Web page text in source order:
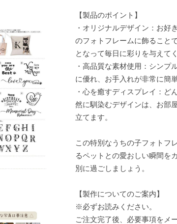
【製品のポイント】
・オリジナルデザイン：お好
のフォトフレームに飾ること
となって毎日に彩りを与えて
・高品質な素材使用：シンプ
に優れ、お手入れが非常に簡単
・心を癒すディスプレイ：ど
然に馴染むデザインは、お部
立てます。
この特別なうちの子フォトフ
るペットとの愛おしい瞬間を
別に過ごしましょう。
【製作についてのご案内】
※必ずお読みください。
ご注文完了後、必要事項をメ